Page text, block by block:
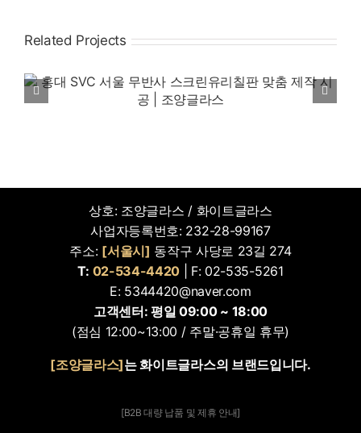
Related Projects
안양 충훈고등학교 34개 교실 무반사 스크린
상호: 조양글라스 / 화이트글라스
사업자등록번호: 232-28-99167
주소: [서울시] 동작구 사당로 23길 274
T: 02-534-4420| F: 02-535-5261
E: 5344420@naver.com
고객센터: 평일 09:00 ~ 18:00
(점심 12:00~13:00 / 주말·공휴일 휴무)
[조양글라스]는 화이트글라스의 브랜드입니다.
[B2B 대량 납품 및 제휴 안내]